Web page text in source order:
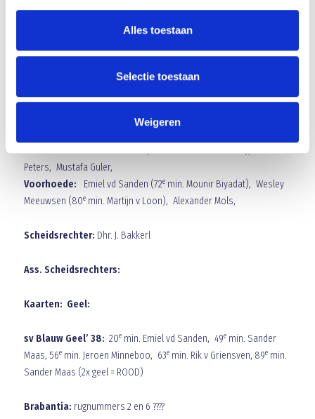
Alles toestaan
Selectie toestaan
Weigeren
Proficiat met het goede resultaat en SUCCES.
Doel:Sander Maas,
Stephan Dekkers, Rik v Griensven, Jeroen
Middenveld:Murat Korkmaz (80 min. Camiel v Doorn), Guus
Peters, Mustafa Guler,
Voorhoede:
Emiel vd Sanden (72emin. Mounir Biyadat), Wesley
Meeuwsen (80emin. Martijn v Loon), Alexander Mols,
Scheidsrechter: Dhr. J. Bakkerl
Ass. Scheidsrechters:
Kaarten: Geel:
sv Blauw Geel’ 38: 20emin. Emiel vd Sanden, 49emin. Sander
Maas, 56emin. Jeroen Minneboo, 63emin. Rik v Griensven, 89emin.
Sander Maas (2x geel = ROOD)
Brabantia: rugnummers 2 en 6 ????